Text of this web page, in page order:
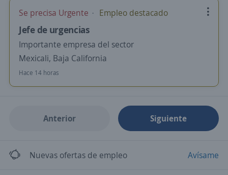
Se precisa Urgente Empleo destacado
Jefe de urgencias
Importante empresa del sector
Mexicali, Baja California
Hace 14 horas
Anterior Siguiente
Nuevas ofertas de empleo Avísame